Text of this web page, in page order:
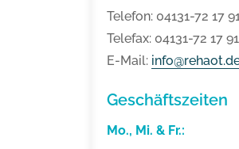
Telefon: 04131-72 17
Telefax: 04131-72 17
E-Mail:
Geschäftszeiten
Mo., Mi. & Fr.: